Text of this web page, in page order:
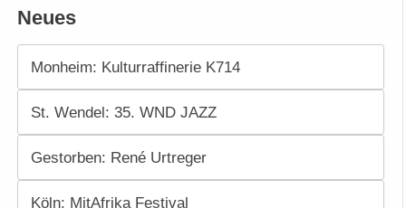
Neues
Monheim: Kulturraffinerie K714
St. Wendel: 35. WND JAZZ
Gestorben: René Urtreger
Köln: MitAfrika Festival